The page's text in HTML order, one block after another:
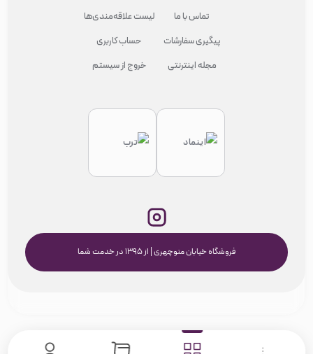
تماس با ما
پیگیری سفارشات
مجله اینترنتی
لیست علاقه‌مندی‌ها
حساب کاربری
خروج از سیستم
فروشگاه خیابان منوچهری | از ۱۳۹۵ در خدمت شما